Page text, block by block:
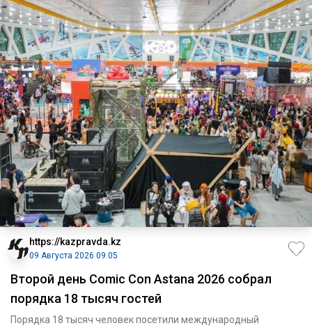
https://kazpravda.kz
09 Августа 2026 09:05
Второй день Comic Con Astana 2026 собрал
порядка 18 тысяч гостей
Порядка 18 тысяч человек посетили международный